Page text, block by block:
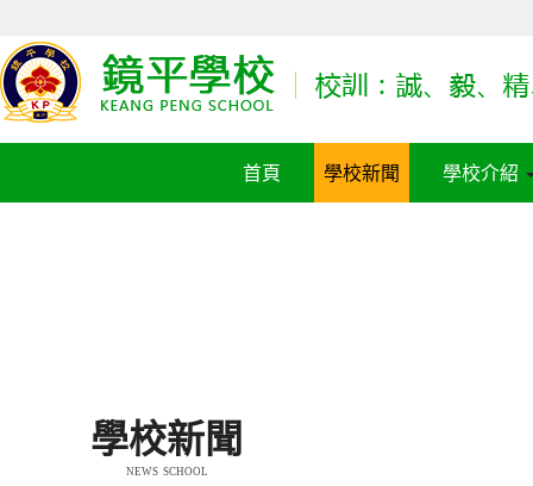
首頁 學校新聞 學校介紹
學校新聞
NEWS SCHOOL